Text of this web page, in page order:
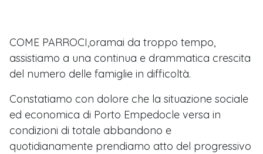
COME PARROCI,oramai da troppo tempo,
assistiamo a una continua e drammatica crescita
del numero delle famiglie in difficoltà.
Constatiamo con dolore che la situazione sociale
ed economica di Porto Empedocle versa in
condizioni di totale abbandono e
quotidianamente prendiamo atto del progressivo